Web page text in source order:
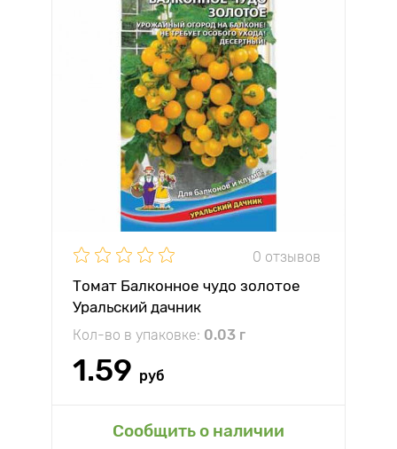
0 отзывов
Томат Балконное чудо золотое
Уральский дачник
Кол-во в упаковке: 0.03 г
1.59 руб
Сообщить о наличии